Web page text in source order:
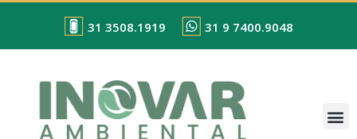
31 3508.1919 31 9 7400.9048